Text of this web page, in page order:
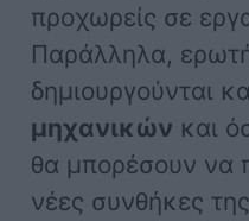
προχωρείς σε
Παράλληλα,
δημιουργούνται
μηχανικών και
θα μπορέσουν να
νέες συνθήκες